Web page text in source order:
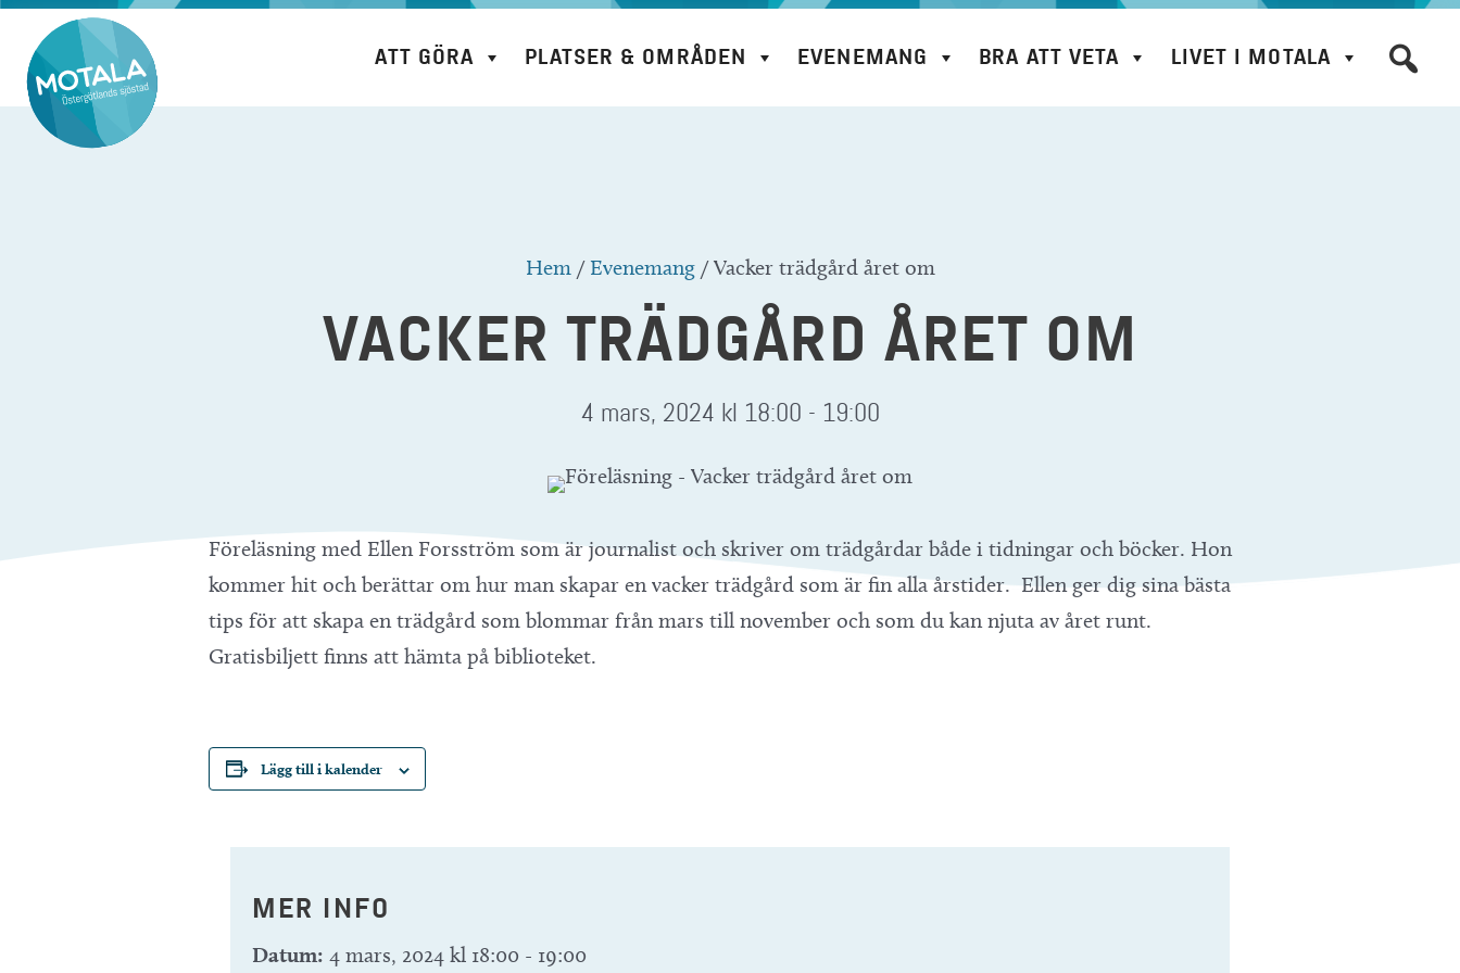
Hoppa
innehåll
ATT GÖRA PLATSER & OMRÅDEN EVENEMANG BRA ATT VETA LIVET I MOTALA
Hem /Evenemang/Vacker trädgård året om
VACKER TRÄDGÅRD ÅRET OM
4 mars, 2024 kl 18:00 - 19:00
Föreläsning med Ellen Forsström som är journalist och skriver om trädgårdar både i tidningar och böcker. Hon
kommer hit och berättar om hur man skapar en vacker trädgård som är fin alla årstider. Ellen ger dig sina bästa
tips för att skapa en trädgård som blommar från mars till november och som du kan njuta av året runt.
Gratisbiljett finns att hämta på biblioteket.
Lägg till i kalender
MER INFO
Datum: 4 mars, 2024 kl 18:00 - 19:00